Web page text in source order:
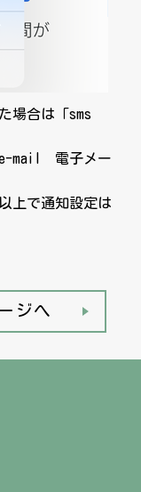
場合は「sms
e-mail 電子メー
上で通知設定は
ジへ